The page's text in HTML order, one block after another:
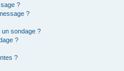
?
?
un sondage ?
?
?